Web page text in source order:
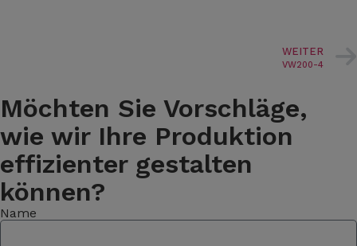
WEITER
VW200-4
Möchten Sie Vorschläge,
wie wir Ihre Produktion
effizienter gestalten
können?
Name